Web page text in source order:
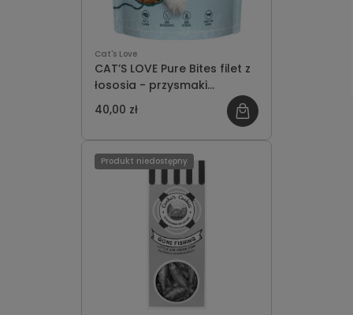
Cat's Love
CAT’S LOVE Pure Bites filet z
łososia - przysmaki
liofilizowane dla kota (50g)
40,00 zł
Produkt niedostępny